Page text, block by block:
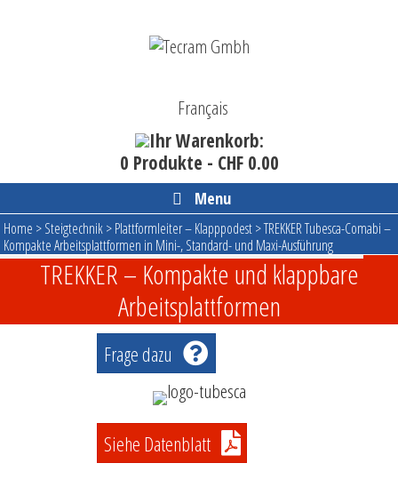
Français
Ihr Warenkorb:
0 Produkte - CHF0.00
Menu
Home >Steigtechnik>Plattformleiter – Klapppodest>TREKKER Tubesca-Comabi –
Kompakte Arbeitsplattformen in Mini-, Standard- und Maxi-Ausführung
TREKKER – Kompakte und klappbare
Arbeitsplattformen
Frage dazu
Siehe Datenblatt